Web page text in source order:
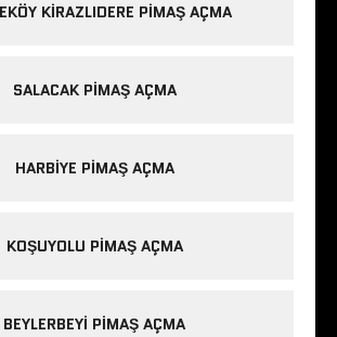
KIRAZLIDERE PIMAŞ AÇMA
SALACAK PIMAŞ AÇMA
HARBIYE PIMAŞ AÇMA
KOŞUYOLU PIMAŞ AÇMA
BEYLERBEYI PIMAŞ AÇMA